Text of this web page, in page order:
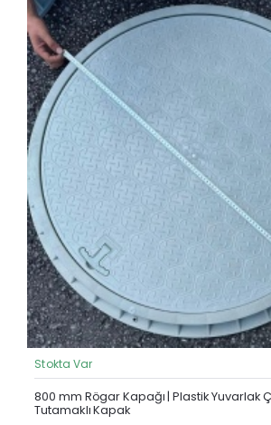
Stokta Var
800 mm Rögar Kapağı | Plastik Yuvarlak
Tutamaklı Kapak